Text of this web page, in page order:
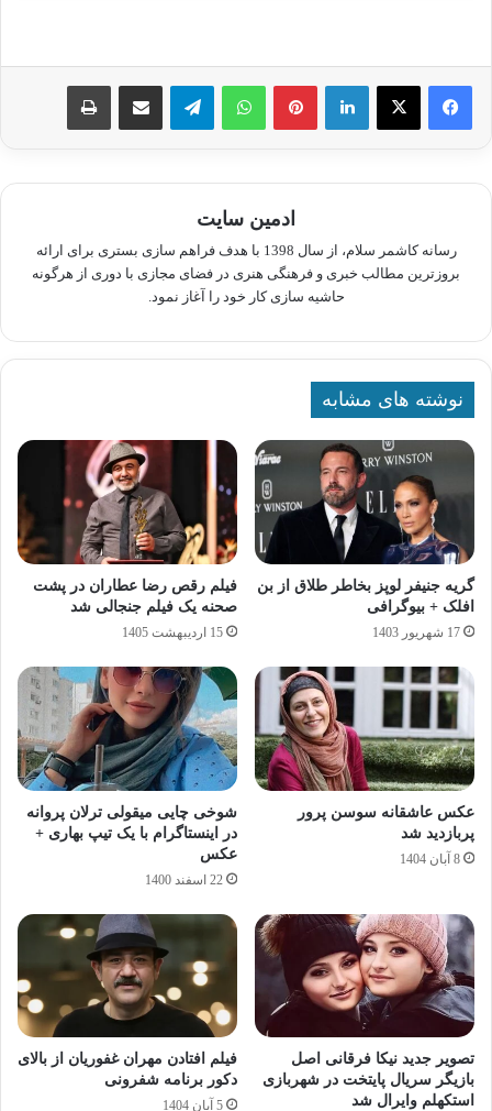
لینکدین پینترستواتس آپ تلگرام اشتراک گذاری از طریق ایمیل چاپ
ادمین سایت
رسانه کاشمر سلام، از سال 1398 با هدف فراهم سازی بستری برای ارائه
بروزترین مطالب خبری و فرهنگی هنری در فضای مجازی با دوری از هرگونه
حاشیه سازی کار خود را آغاز نمود.
نوشته های مشابه
گریه جنیفر لوپز بخاطر طلاق از بن
افلک + بیوگرافی
17 شهریور 1403
فیلم رقص رضا عطاران در پشت‌
صحنه یک فیلم جنجالی شد
15 اردیبهشت 1405
عکس عاشقانه سوسن پرور
پربازدید شد
8 آبان 1404
شوخی چایی میقولی ترلان پروانه
در اینستاگرام با یک تیپ بهاری +
عکس
22 اسفند 1400
تصویر جدید نیکا فرقانی اصل
بازیگر سریال پایتخت در شهربازی
استکهلم وایرال شد
فیلم افتادن مهران غفوریان از بالای
دکور برنامه شفرونی
5 آبان 1404